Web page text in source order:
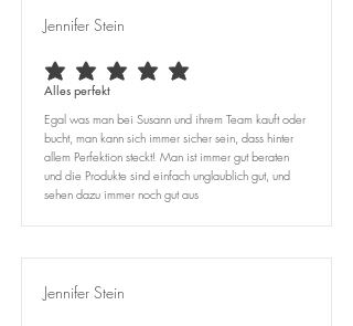
Jennifer Stein
average rating is 5 out of 5
Alles perfekt
Egal was man bei Susann und ihrem Team kauft oder
bucht, man kann sich immer sicher sein, dass hinter
allem Perfektion steckt! Man ist immer gut beraten
und die Produkte sind einfach unglaublich gut, und
sehen dazu immer noch gut aus
Jennifer Stein